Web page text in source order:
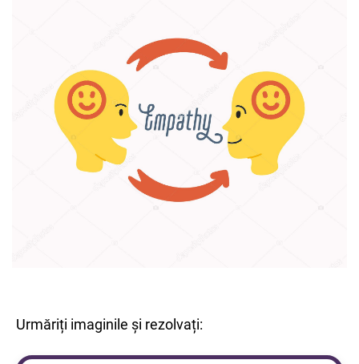
Urmăriți imaginile și rezolvați: